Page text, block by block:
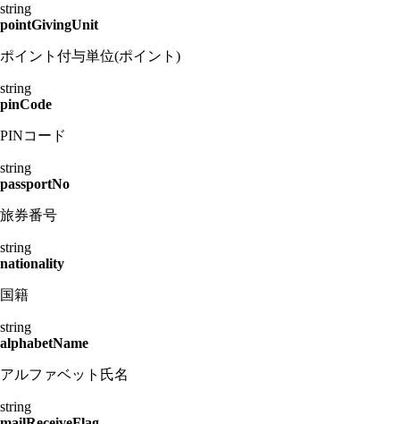
string
pointGivingUnit
ポイント付与単位(ポイント)
string
pinCode
PINコード
string
passportNo
旅券番号
string
nationality
国籍
string
alphabetName
アルファベット氏名
string